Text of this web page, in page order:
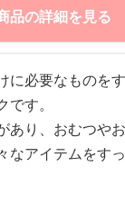
品の詳細を見る
に必要なものを
す。
あり、おむつや
なアイテムをす